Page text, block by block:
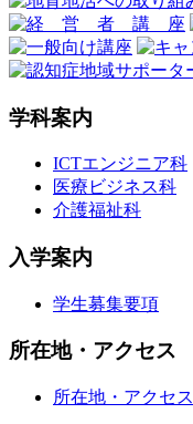
学科案内
ICTエンジニア科
医療ビジネス科
介護福祉科
入学案内
学生募集要項
所在地・アクセス
所在地・アクセス